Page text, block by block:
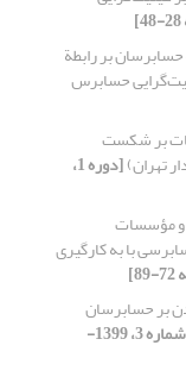
بر رابطة
حسابرس
بر شکست
تهران) [دوره 1،
و مؤسسات
با به کارگیری
بر حسابرسان
[دوره 1، شماره 3، 1399-